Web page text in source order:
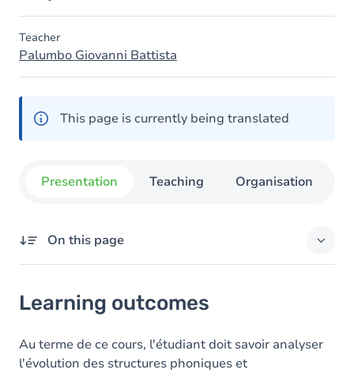
Teacher
Palumbo Giovanni Battista
This page is currently being translated
Presentation Teaching Organisation
On this page
Content
Learning outcomes
Au terme de ce cours, l'étudiant doit savoir analyser
l'évolution des structures phoniques et